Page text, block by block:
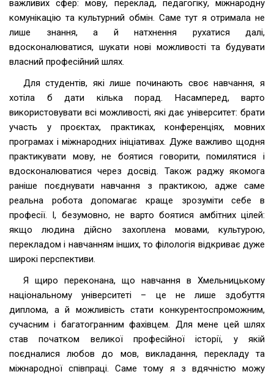
важливих сфер: мову, переклад, педагогіку, міжнародну
комунікацію та культурний обмін. Саме тут я отримала не
лише знання, а й натхнення рухатися далі,
вдосконалюватися, шукати нові можливості та будувати
власний професійний шлях.
Для студентів, які лише починають своє навчання, я
хотіла б дати кілька порад. Насамперед, варто
використовувати всі можливості, які дає університет: брати
участь у проєктах, практиках, конференціях, мовних
програмах і міжнародних ініціативах. Дуже важливо щодня
практикувати мову, не боятися говорити, помилятися і
вдосконалюватися через досвід. Також раджу якомога
раніше поєднувати навчання з практикою, адже саме
реальна робота допомагає краще зрозуміти себе в
професії. І, безумовно, не варто боятися амбітних цілей:
якщо людина дійсно захоплена мовами, культурою,
перекладом і навчанням інших, то філологія відкриває дуже
широкі перспективи.
Я щиро переконана, що навчання в Хмельницькому
національному університеті – це не лише здобуття
диплома, а й можливість стати конкурентоспроможним,
сучасним і багатогранним фахівцем. Для мене цей шлях
став початком великої професійної історії, у якій
поєдналися любов до мов, викладання, перекладу та
міжнародної співпраці. Саме тому я з вдячністю можу